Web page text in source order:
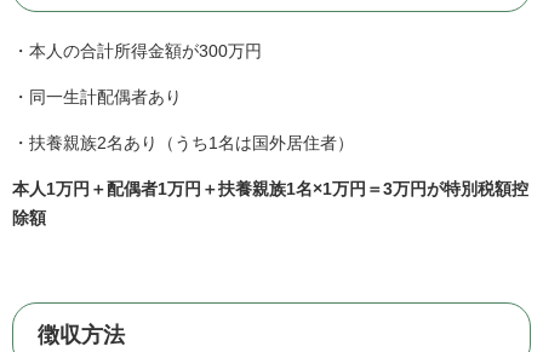
・本人の合計所得金額が300万円
・同一生計配偶者あり
・扶養親族2名あり（うち1名は国外居住者）
本人1万円＋配偶者1万円＋扶養親族1名×1万円＝3万円が特別税額控
除額
徴収方法